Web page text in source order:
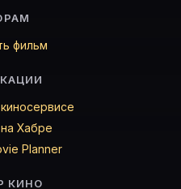
фильм
Хабре
Planner
КИНО